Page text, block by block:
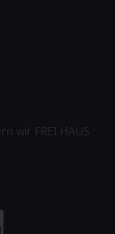
wir FREI HAUS